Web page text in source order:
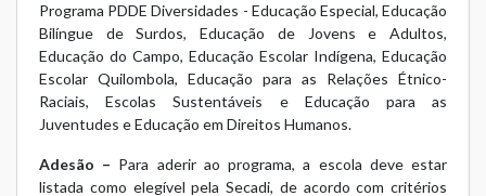
Programa PDDE Diversidades - Educação Especial, Educação
Bilíngue de Surdos, Educação de Jovens e Adultos,
Educação do Campo, Educação Escolar Indígena, Educação
Escolar Quilombola, Educação para as Relações Étnico-
Raciais, Escolas Sustentáveis e Educação para as
Juventudes e Educação em Direitos Humanos.
Adesão – Para aderir ao programa, a escola deve estar
listada como elegível pela Secadi, de acordo com critérios